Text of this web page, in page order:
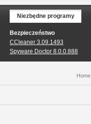
Niezbędne programy
Bezpieczeństwo
CCleaner 3.09.1493
Spyware Doctor 8.0.0.888
Home